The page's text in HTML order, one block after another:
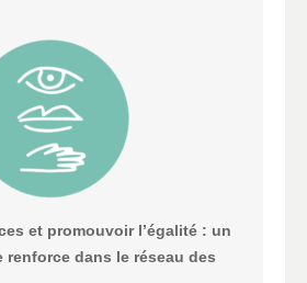
et promouvoir l’égalité : un
renforce dans le réseau des